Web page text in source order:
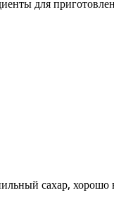
для
сахар, хорошо